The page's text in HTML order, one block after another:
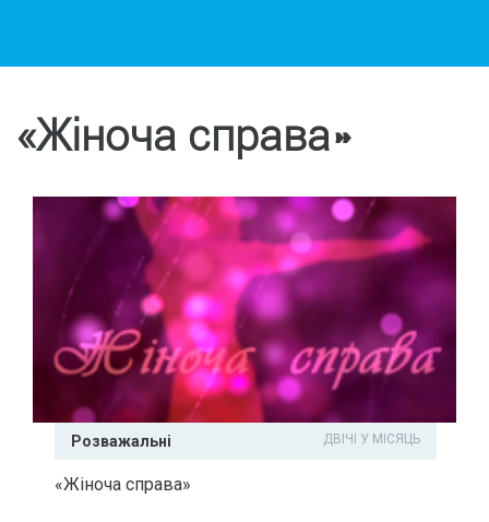
«Жіноча справа»
Розважальні ДВІЧІ У МІСЯЦЬ
«Жіноча справа»